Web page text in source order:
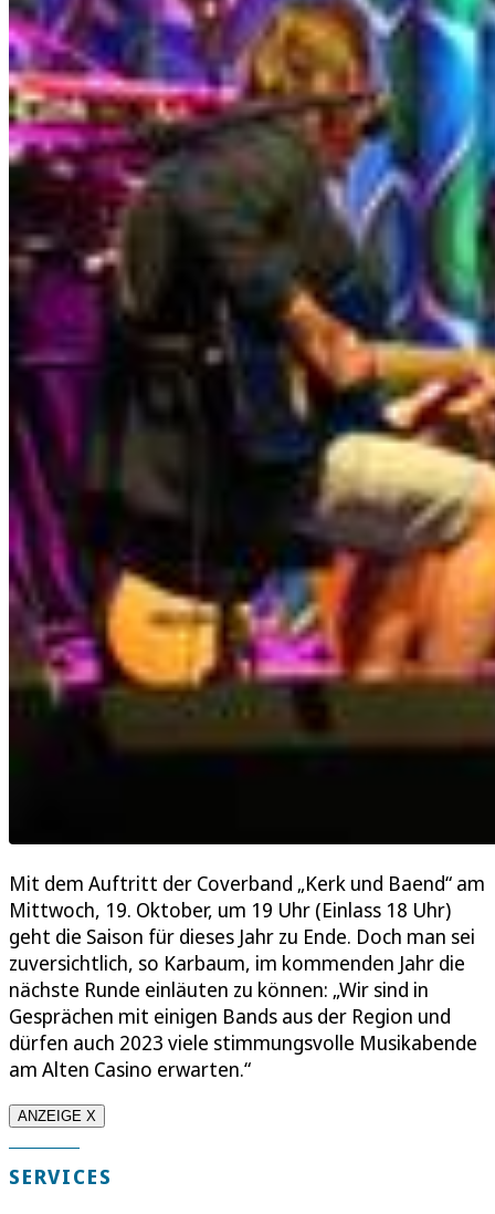
Mit dem Auftritt der Coverband „Kerk und Baend“ am
Mittwoch, 19. Oktober, um 19 Uhr (Einlass 18 Uhr)
geht die Saison für dieses Jahr zu Ende. Doch man sei
zuversichtlich, so Karbaum, im kommenden Jahr die
nächste Runde einläuten zu können: „Wir sind in
Gesprächen mit einigen Bands aus der Region und
dürfen auch 2023 viele stimmungsvolle Musikabende
am Alten Casino erwarten.“
ANZEIGE X
SERVICES